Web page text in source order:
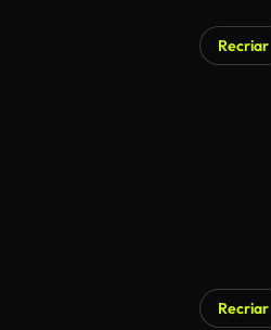
Recriar
Recriar